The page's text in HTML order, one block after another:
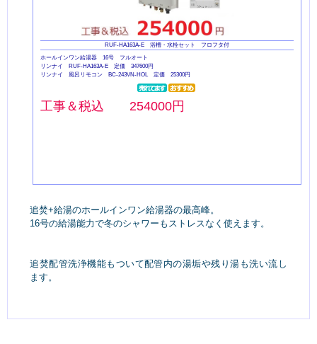
RUF-HA163A-E 浴槽・水栓セット フロフタ付
ホールインワン給湯器 16号 フルオート
リンナイ RUF-HA163A-E 定価 347600円
リンナイ 風呂リモコン BC-243VN-HOL 定価 25300円
工事＆税込 254000円
追焚+給湯のホールインワン給湯器の最高峰。
16号の給湯能力で冬のシャワーもストレスなく使えます。
追焚配管洗浄機能もついて配管内の湯垢や残り湯も洗い流し
ます。